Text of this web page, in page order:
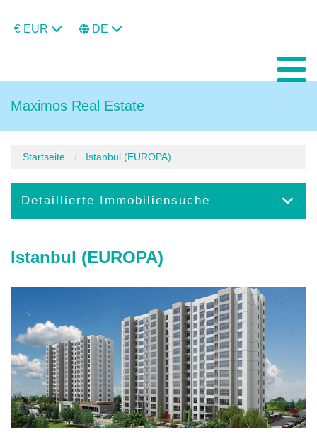
€ EUR DE
Maximos Real Estate
Startseite Istanbul (EUROPA)
Detaillierte Immobiliensuche
Istanbul (EUROPA)